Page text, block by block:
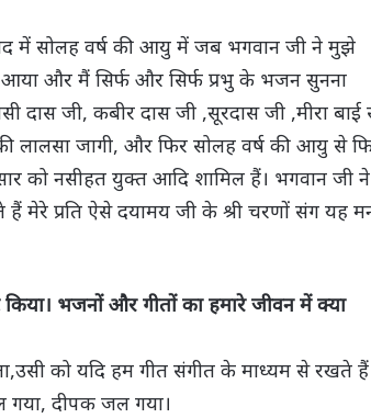
बाद में सोलह वर्ष की आयु में जब भगवान जी ने मुझे
आया और मैं सिर्फ और सिर्फ प्रभु के भजन सुनना
दास जी, कबीर दास जी ,सूरदास जी ,मीरा बाई
लालसा जागी, और फिर सोलह वर्ष की आयु से
को नसीहत युक्त आदि शामिल हैं। भगवान जी ने
मेरे प्रति ऐसे दयामय जी के श्री चरणों संग यह
भजनों और गीतों का हमारे जीवन में क्या
को यदि हम गीत संगीत के माध्यम से रखते हैं
गया, दीपक जल गया।